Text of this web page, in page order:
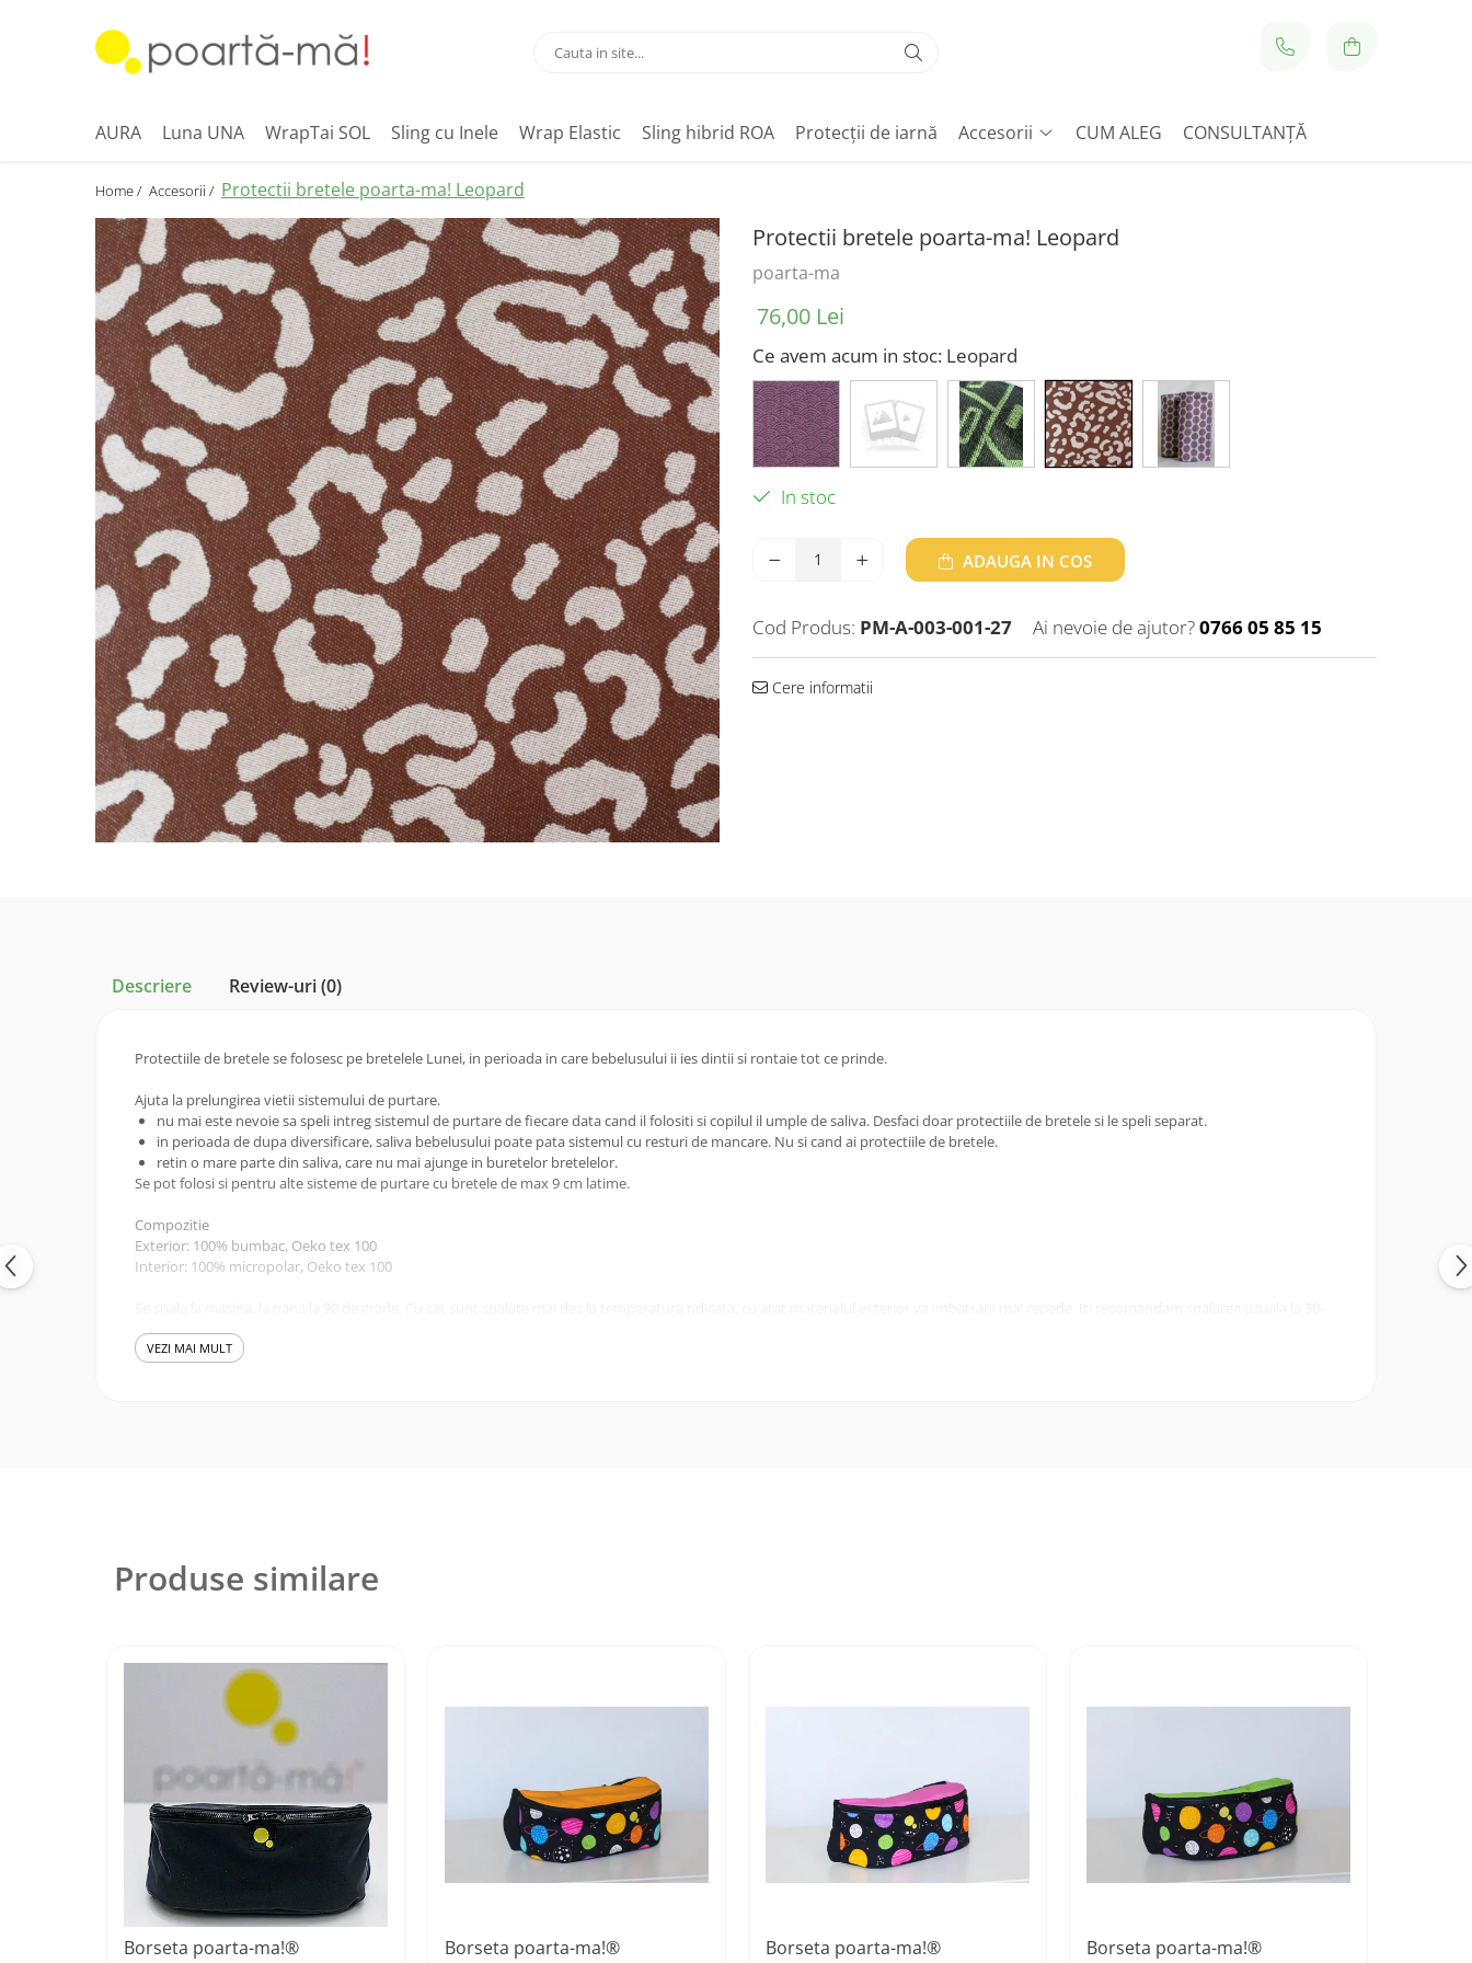
Accesorii
Scutece si paturici
Card cadou
AURA Luna UNA WrapTai SOL Sling cu Inele Wrap Elastic Sling hibrid ROA Protecții de iarnă Accesorii CUM ALEG CONSULTANȚĂ
Home / Accesorii / Protectii bretele poarta-ma! Leopard
Protectii bretele poarta-ma! Leopard
poarta-ma
76,00 Lei
Ce avem acum in stoc: Leopard
In stoc
ADAUGA IN COS
Cod Produs: PM-A-003-001-27 Ai nevoie de ajutor?0766 05 85 15
Cere informatii
Descriere Review-uri(0)
Protectiile de bretele se folosesc pe bretelele Lunei, in perioada in care bebelusului ii ies dintii si rontaie tot ce prinde.
Ajuta la prelungirea vietii sistemului de purtare.
nu mai este nevoie sa speli intreg sistemul de purtare de fiecare data cand il folositi si copilul il umple de saliva. Desfaci doar protectiile de bretele si le speli separat.
in perioada de dupa diversificare, saliva bebelusului poate pata sistemul cu resturi de mancare. Nu si cand ai protectiile de bretele.
retin o mare parte din saliva, care nu mai ajunge in buretelor bretelelor.
Se pot folosi si pentru alte sisteme de purtare cu bretele de max 9 cm latime.
Compozitie
Exterior: 100% bumbac, Oeko tex 100
Interior: 100% micropolar, Oeko tex 100
40 de grade si la 60-90 de grade pentru situatii exceptionale sau la intervale regulate de timp.
VEZI MAI MULT
Produse similare
Borseta poarta-ma!® Borseta poarta-ma!® Borseta poarta-ma!® Borseta poarta-ma!®